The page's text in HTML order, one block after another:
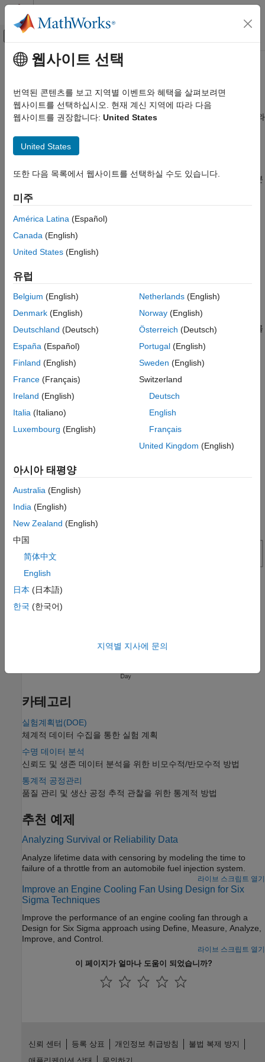
콘텐츠로 바로 가기
오프캔버스 탐색 메뉴 토글
문서 홈
Statistics and Machine Learning Toolbox
카테고리
Statistics and Machine Learning Toolbox
시작하기
확률 분포와 가설검정
산업 통계
수명 데이터 분석
통계적 공정관리
분산분석(ANOVA)
분류
군집 분석과 이상 감지
차원 축소 및 특징 추출
응용 사례
주요 콘텐츠
산업 통계
실험계획법(DOE), 생존 및 신뢰도 분석, 통계적 공정관리
Statistics and Machine Learning Toolbox™는 실험 계획, 신뢰도와
툴을 제공합니다.
영향을 미치는지 파악하는 데 도움이 됩니다. 완전 인자 설계, 부분
설계 등의 실험을 계획하거나 실험 결과를 시각화할 수 있습니다.
시각화 및 추정하고, 생존 함수와 위험 함수를 계산하고, 반모수적
모델을 중도절단되거나 중도절단되지 않은 수명 데이터에
산업 컴포넌트의 고장 시간을 모델링합니다. 수명 분포 및
스트레스 모델을 중도절단되거나 중도절단되지 않은 고장 시간
데이터에 피팅하고 고장 확률 분포, 평균 고장 시간 및 가속 인자를
통계적 공정관리 기법은 산업 공정의 품질을 추적 관찰하고
평가합니다. 공정능력을 측정하고, 게이지 반복성 및 재현성
관찰합니다.
산업 통계의 기본 사항
Improve an Engine Cooling Fan Using Design for Six Sigma
Techniques
Response Surface Designs
Fractional Factorial Designs
카테고리
실험계획법(DOE)
체계적 데이터 수집을 통한 실험 계획
수명 데이터 분석
신뢰도 및 생존 데이터 분석을 위한 비모수적/반모수적 방법
통계적 공정관리
품질 관리 및 생산 공정 추적 관찰을 위한 통계적 방법
추천 예제
Analyzing Survival or Reliability Data
Analyze lifetime data with censoring by modeling the time to
failure of a throttle from an automobile fuel injection system.
라이브 스크립트 열기
Improve an Engine Cooling Fan Using Design for Six
Sigma Techniques
Improve the performance of an engine cooling fan through a
Design for Six Sigma approach using Define, Measure, Analyze,
Improve, and Control.
라이브 스크립트 열기
이 페이지가 얼마나 도움이 되었습니까?
웹사이트 선택
번역된 콘텐츠를 보고 지역별 이벤트와 혜택을 살펴보려면
웹사이트를 선택하십시오. 현재 계신 지역에 따라 다음
웹사이트를 권장합니다: United States
United States
또한 다음 목록에서 웹사이트를 선택하실 수도 있습니다.
미주
América Latina (Español)
Canada (English)
United States (English)
유럽
Belgium (English)
Denmark (English)
Deutschland (Deutsch)
España (Español)
Finland (English)
France (Français)
Ireland (English)
Italia (Italiano)
Luxembourg (English)
Netherlands(English)
Norway(English)
Österreich (Deutsch)
Portugal(English)
Sweden (English)
Switzerland
Deutsch
English
Français
United Kingdom (English)
아시아 태평양
Australia (English)
India (English)
New Zealand (English)
中国
简体中文
English
日本 (日本語)
한국 (한국어)
지역별 지사에 문의
신뢰 센터 등록 상표 개인정보 취급방침
불법 복제 방지